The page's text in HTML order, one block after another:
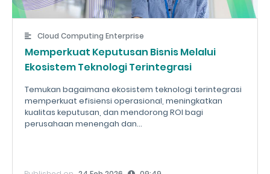
Cloud Computing Enterprise
Memperkuat Keputusan Bisnis Melalui
Ekosistem Teknologi Terintegrasi
Temukan bagaimana ekosistem teknologi terintegrasi
memperkuat efisiensi operasional, meningkatkan
kualitas keputusan, dan mendorong ROI bagi
perusahaan menengah dan...